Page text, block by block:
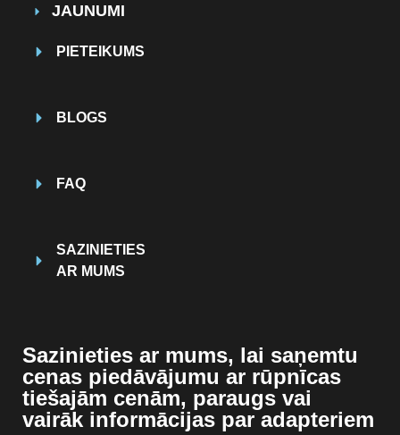
JAUNUMI
PIETEIKUMS
BLOGS
FAQ
SAZINIETIES
AR MUMS
Sazinieties ar mums, lai saņemtu
cenas piedāvājumu ar rūpnīcas
tiešajām cenām, paraugs vai
vairāk informācijas par adapteriem